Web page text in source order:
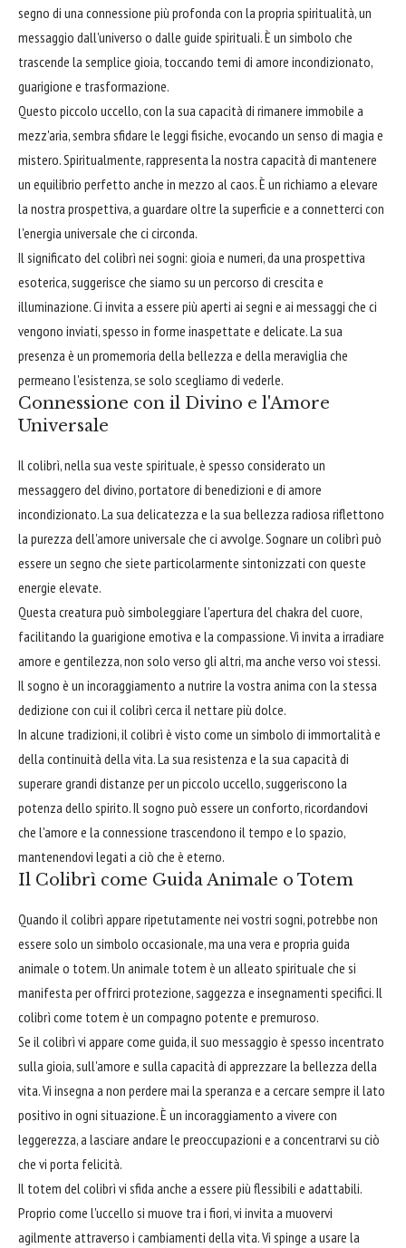
segno di una connessione più profonda con la propria spiritualità, un
messaggio dall'universo o dalle guide spirituali. È un simbolo che
trascende la semplice gioia, toccando temi di amore incondizionato,
guarigione e trasformazione.
Questo piccolo uccello, con la sua capacità di rimanere immobile a
mezz'aria, sembra sfidare le leggi fisiche, evocando un senso di magia e
mistero. Spiritualmente, rappresenta la nostra capacità di mantenere
un equilibrio perfetto anche in mezzo al caos. È un richiamo a elevare
la nostra prospettiva, a guardare oltre la superficie e a connetterci con
l'energia universale che ci circonda.
Il significato del colibrì nei sogni: gioia e numeri, da una prospettiva
esoterica, suggerisce che siamo su un percorso di crescita e
illuminazione. Ci invita a essere più aperti ai segni e ai messaggi che ci
vengono inviati, spesso in forme inaspettate e delicate. La sua
presenza è un promemoria della bellezza e della meraviglia che
permeano l'esistenza, se solo scegliamo di vederle.
Connessione con il Divino e l'Amore
Universale
Il colibrì, nella sua veste spirituale, è spesso considerato un
messaggero del divino, portatore di benedizioni e di amore
incondizionato. La sua delicatezza e la sua bellezza radiosa riflettono
la purezza dell'amore universale che ci avvolge. Sognare un colibrì può
essere un segno che siete particolarmente sintonizzati con queste
energie elevate.
Questa creatura può simboleggiare l'apertura del chakra del cuore,
facilitando la guarigione emotiva e la compassione. Vi invita a irradiare
amore e gentilezza, non solo verso gli altri, ma anche verso voi stessi.
Il sogno è un incoraggiamento a nutrire la vostra anima con la stessa
dedizione con cui il colibrì cerca il nettare più dolce.
In alcune tradizioni, il colibrì è visto come un simbolo di immortalità e
della continuità della vita. La sua resistenza e la sua capacità di
superare grandi distanze per un piccolo uccello, suggeriscono la
potenza dello spirito. Il sogno può essere un conforto, ricordandovi
che l'amore e la connessione trascendono il tempo e lo spazio,
mantenendovi legati a ciò che è eterno.
Il Colibrì come Guida Animale o Totem
Quando il colibrì appare ripetutamente nei vostri sogni, potrebbe non
essere solo un simbolo occasionale, ma una vera e propria guida
animale o totem. Un animale totem è un alleato spirituale che si
manifesta per offrirci protezione, saggezza e insegnamenti specifici. Il
colibrì come totem è un compagno potente e premuroso.
Se il colibrì vi appare come guida, il suo messaggio è spesso incentrato
sulla gioia, sull'amore e sulla capacità di apprezzare la bellezza della
vita. Vi insegna a non perdere mai la speranza e a cercare sempre il lato
positivo in ogni situazione. È un incoraggiamento a vivere con
leggerezza, a lasciare andare le preoccupazioni e a concentrarvi su ciò
che vi porta felicità.
Il totem del colibrì vi sfida anche a essere più flessibili e adattabili.
Proprio come l'uccello si muove tra i fiori, vi invita a muovervi
agilmente attraverso i cambiamenti della vita. Vi spinge a usare la